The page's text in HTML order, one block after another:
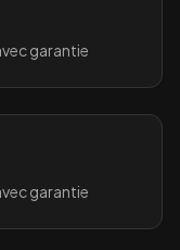
garantie
garantie